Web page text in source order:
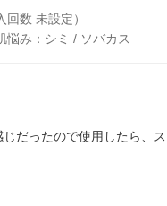
回数 未設定）
み：シミ / ソバカス
だったので使用したら、